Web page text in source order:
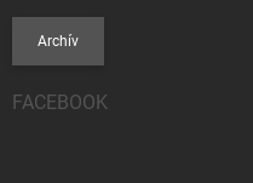
Archív
FACEBOOK